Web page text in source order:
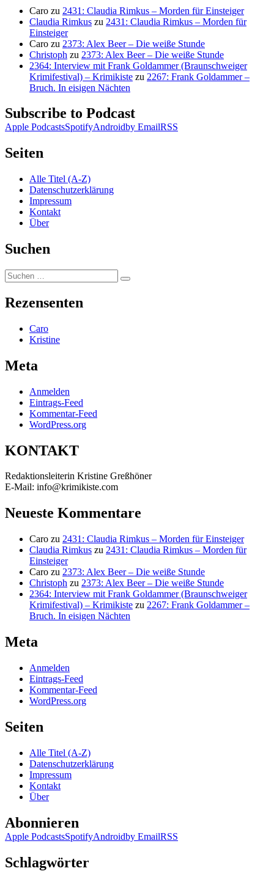
Caro zu 2431: Claudia Rimkus – Morden für Einsteiger
Claudia Rimkus zu 2431: Claudia Rimkus – Morden für
Einsteiger
Caro zu 2373: Alex Beer – Die weiße Stunde
Christoph zu 2373: Alex Beer – Die weiße Stunde
2364: Interview mit Frank Goldammer (Braunschweiger
Krimifestival) – Krimikiste zu 2267: Frank Goldammer –
Bruch. In eisigen Nächten
Subscribe to Podcast
Apple PodcastsSpotifyAndroidby EmailRSS
Seiten
Alle Titel (A-Z)
Datenschutzerklärung
Impressum
Kontakt
Über
Suchen
Suchen
nach:
Suchen
Rezensenten
Caro
Kristine
Meta
Anmelden
Eintrags-Feed
Kommentar-Feed
WordPress.org
KONTAKT
Redaktionsleiterin Kristine Greßhöner
E-Mail: info@krimikiste.com
Neueste Kommentare
Caro zu 2431: Claudia Rimkus – Morden für Einsteiger
Claudia Rimkus zu 2431: Claudia Rimkus – Morden für
Einsteiger
Caro zu 2373: Alex Beer – Die weiße Stunde
Christoph zu 2373: Alex Beer – Die weiße Stunde
2364: Interview mit Frank Goldammer (Braunschweiger
Krimifestival) – Krimikiste zu 2267: Frank Goldammer –
Bruch. In eisigen Nächten
Meta
Anmelden
Eintrags-Feed
Kommentar-Feed
WordPress.org
Seiten
Alle Titel (A-Z)
Datenschutzerklärung
Impressum
Kontakt
Über
Abonnieren
Apple PodcastsSpotifyAndroidby EmailRSS
Schlagwörter